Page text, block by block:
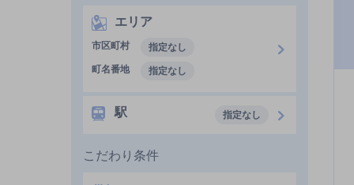
エリア
市区町村
指定なし
町名番地
指定なし
駅 指定なし
こだわり条件